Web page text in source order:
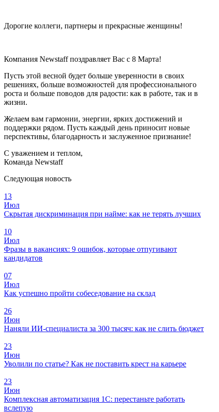
Дорогие коллеги, партнеры и прекрасные женщины!
Компания Newstaff поздравляет Вас с 8 Марта!
Пусть этой весной будет больше уверенности в своих
решениях, больше возможностей для профессионального
роста и больше поводов для радости: как в работе, так и в
жизни.
Желаем вам гармонии, энергии, ярких достижений и
поддержки рядом. Пусть каждый день приносит новые
перспективы, благодарность и заслуженное признание!
С уважением и теплом,
Команда Newstaff
Следующая новость
13
Июл
Скрытая дискриминация при найме: как не терять лучших
10
Июл
Фразы в вакансиях: 9 ошибок, которые отпугивают
кандидатов
07
Июл
Как успешно пройти собеседование на склад
26
Июн
Наняли ИИ-специалиста за 300 тысяч: как не слить бюджет
23
Июн
Уволили по статье? Как не поставить крест на карьере
23
Июн
Комплексная автоматизация 1С: перестаньте работать
вслепую